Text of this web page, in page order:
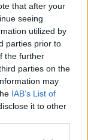
that after your
seeing
utilized by
parties prior to
the further
parties on the
may
IAB’s List of
it to other
η θητεία
Δημητριάδη - Ο
επιστρέφει
CEO
ξεκίνησε το